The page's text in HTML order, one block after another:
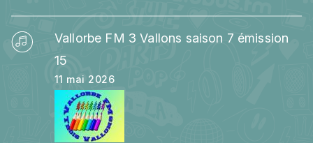
Vallorbe FM 3 Vallons saison 7 émission
15
11 mai 2026